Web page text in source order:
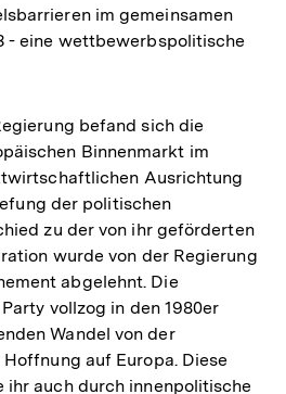
im gemeinsamen
- eine wettbewerbspolitische
befand sich die
Binnenmarkt im
Ausrichtung
der politischen
zu der von ihr geförderten
wurde von der Regierung
abgelehnt. Die
vollzog in den 1980er
Wandel von der
auf Europa. Diese
ihr auch durch innenpolitische